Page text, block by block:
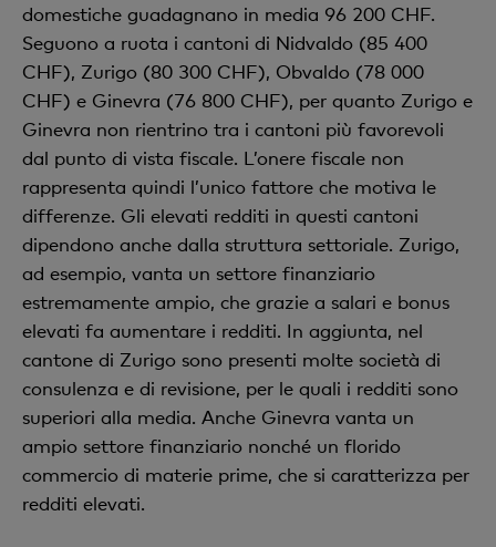
domestiche guadagnano in media 96 200 CHF.
Seguono a ruota i cantoni di Nidvaldo (85 400
CHF), Zurigo (80 300 CHF), Obvaldo (78 000
CHF) e Ginevra (76 800 CHF), per quanto Zurigo e
Ginevra non rientrino tra i cantoni più favorevoli
dal punto di vista fiscale. L’onere fiscale non
rappresenta quindi l’unico fattore che motiva le
differenze. Gli elevati redditi in questi cantoni
dipendono anche dalla struttura settoriale. Zurigo,
ad esempio, vanta un settore finanziario
estremamente ampio, che grazie a salari e bonus
elevati fa aumentare i redditi. In aggiunta, nel
cantone di Zurigo sono presenti molte società di
consulenza e di revisione, per le quali i redditi sono
superiori alla media. Anche Ginevra vanta un
ampio settore finanziario nonché un florido
commercio di materie prime, che si caratterizza per
redditi elevati.